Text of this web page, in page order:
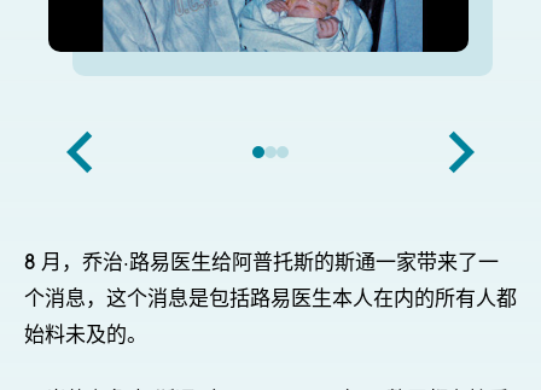
8 月，乔治·路易医生给阿普托斯的斯通一家带来了一
个消息，这个消息是包括路易医生本人在内的所有人都
始料未及的。